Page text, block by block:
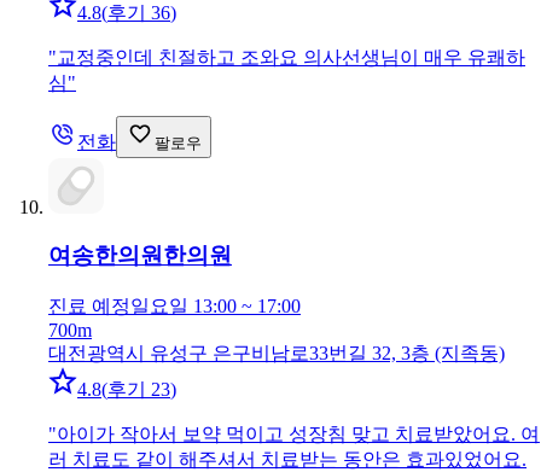
4.8(후기 36)
"교정중인데 친절하고 조와요 의사선생님이 매우 유쾌하
심"
전화 팔로우
여송한의원한의원
진료 예정일요일 13:00 ~ 17:00
700m
대전광역시 유성구 은구비남로33번길 32, 3층 (지족동)
4.8(후기 23)
"아이가 작아서 보약 먹이고 성장침 맞고 치료받았어요. 여
러 치료도 같이 해주셔서 치료받는 동안은 효과있었어요.